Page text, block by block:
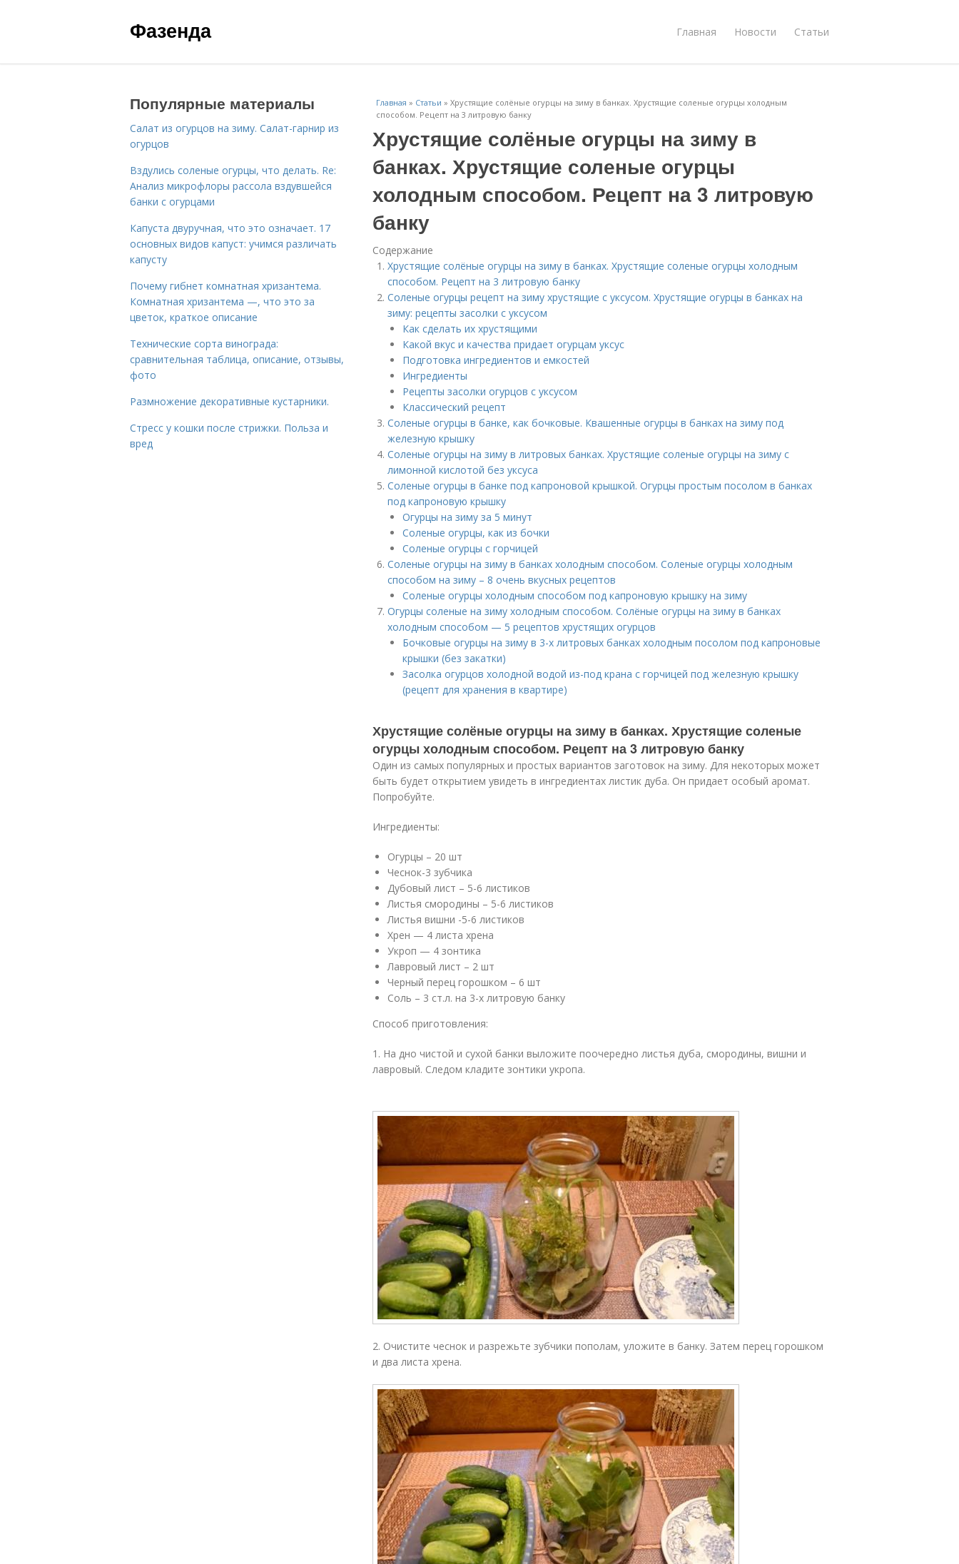
Фазенда Главная Новости Статьи
Главная » Статьи » Хрустящие солёные огурцы на зиму в банках. Хрустящие соленые огурцы холодным
способом. Рецепт на 3 литровую банку
Хрустящие солёные огурцы на зиму в
банках. Хрустящие соленые огурцы
холодным способом. Рецепт на 3 литровую
банку
Содержание
Хрустящие солёные огурцы на зиму в банках. Хрустящие соленые огурцы холодным
способом. Рецепт на 3 литровую банку
Соленые огурцы рецепт на зиму хрустящие с уксусом. Хрустящие огурцы в банках на
зиму: рецепты засолки с уксусом
Как сделать их хрустящими
Какой вкус и качества придает огурцам уксус
Подготовка ингредиентов и емкостей
Ингредиенты
Рецепты засолки огурцов с уксусом
Классический рецепт
Соленые огурцы в банке, как бочковые. Квашенные огурцы в банках на зиму под
железную крышку
Соленые огурцы на зиму в литровых банках. Хрустящие соленые огурцы на зиму с
лимонной кислотой без уксуса
Соленые огурцы в банке под капроновой крышкой. Огурцы простым посолом в банках
под капроновую крышку
Огурцы на зиму за 5 минут
Соленые огурцы, как из бочки
Соленые огурцы с горчицей
Соленые огурцы на зиму в банках холодным способом. Соленые огурцы холодным
способом на зиму – 8 очень вкусных рецептов
Соленые огурцы холодным способом под капроновую крышку на зиму
Огурцы соленые на зиму холодным способом. Солёные огурцы на зиму в банках
холодным способом — 5 рецептов хрустящих огурцов
Бочковые огурцы на зиму в 3-х литровых банках холодным посолом под капроновые
крышки (без закатки)
Засолка огурцов холодной водой из-под крана с горчицей под железную крышку
(рецепт для хранения в квартире)
Хрустящие солёные огурцы на зиму в банках. Хрустящие соленые
огурцы холодным способом. Рецепт на 3 литровую банку
Один из самых популярных и простых вариантов заготовок на зиму. Для некоторых может
быть будет открытием увидеть в ингредиентах листик дуба. Он придает особый аромат.
Попробуйте.
Ингредиенты:
Огурцы – 20 шт
Чеснок-3 зубчика
Дубовый лист – 5-6 листиков
Листья смородины – 5-6 листиков
Листья вишни -5-6 листиков
Хрен — 4 листа хрена
Укроп — 4 зонтика
Лавровый лист – 2 шт
Черный перец горошком – 6 шт
Соль – 3 ст.л. на 3-х литровую банку
Способ приготовления:
1. На дно чистой и сухой банки выложите поочередно листья дуба, смородины, вишни и
лавровый. Следом кладите зонтики укропа.
2. Очистите чеснок и разрежьте зубчики пополам, уложите в банку. Затем перец горошком
и два листа хрена.
Популярные материалы
Салат из огурцов на зиму. Салат-гарнир из
огурцов
Вздулись соленые огурцы, что делать. Re:
Анализ микрофлоры рассола вздувшейся
банки с огурцами
Капуста двуручная, что это означает. 17
основных видов капуст: учимся различать
капусту
Почему гибнет комнатная хризантема.
Комнатная хризантема —, что это за
цветок, краткое описание
Технические сорта винограда:
сравнительная таблица, описание, отзывы,
фото
Размножение декоративные кустарники.
Стресс у кошки после стрижки. Польза и
вред